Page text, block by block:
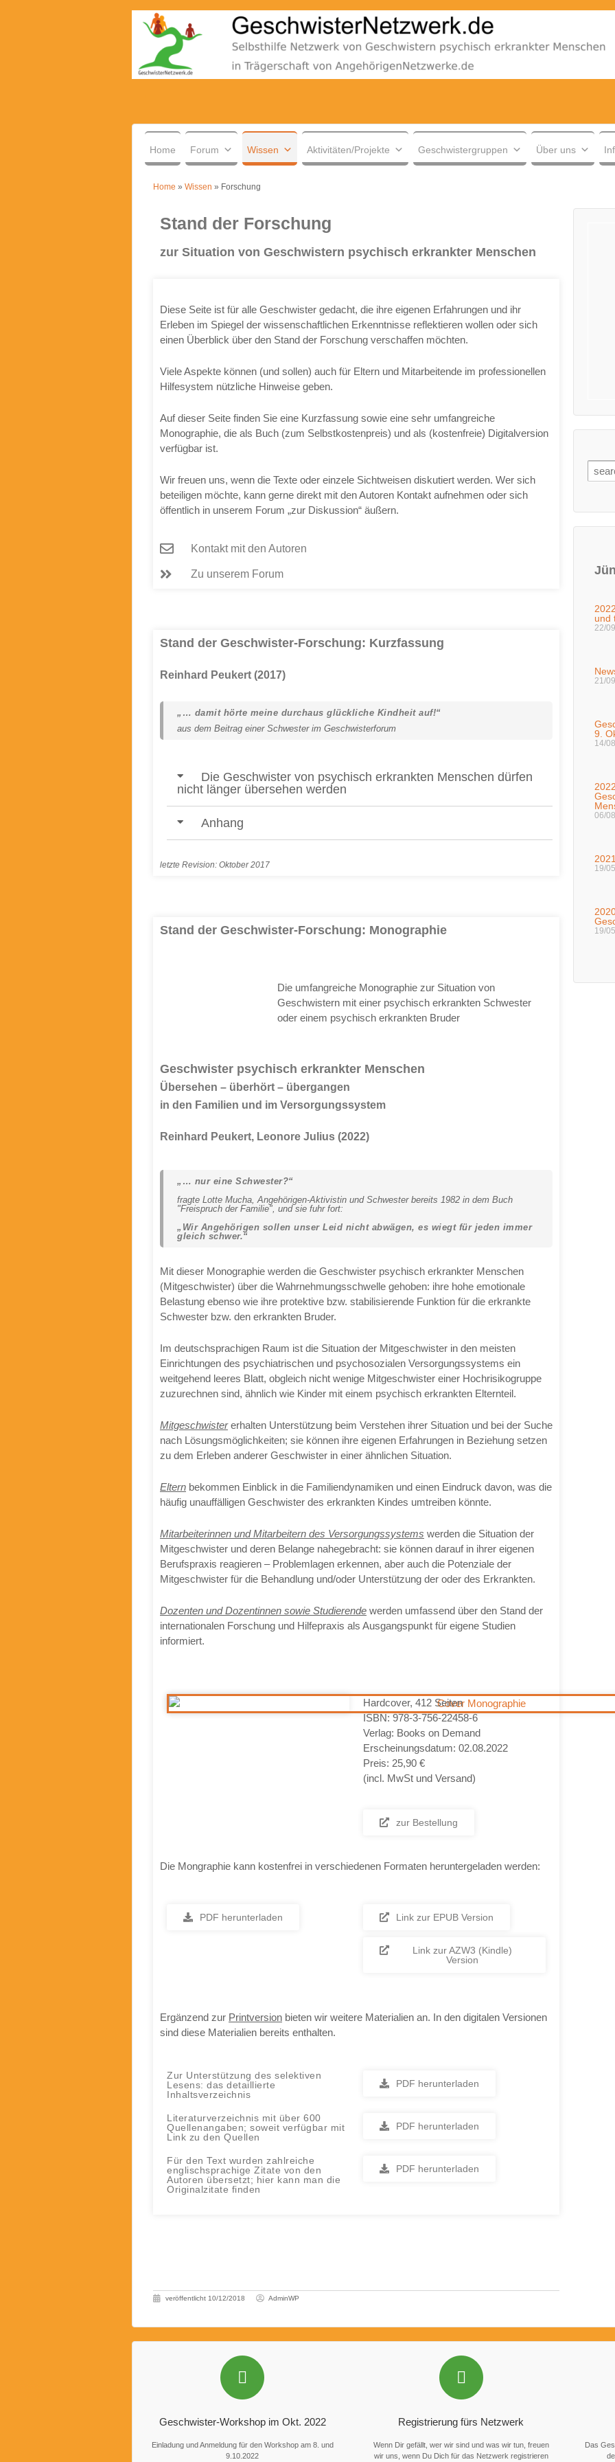
Home Forum Wissen Aktivitäten/Projekte Geschwistergruppen Über uns
Home » Wissen » Forschung
Stand der Forschung
zur Situation von Geschwistern psychisch erkrankter Menschen
Diese Seite ist für alle Geschwister gedacht, die ihre eigenen Erfahrungen und ihr
Erleben im Spiegel der wissenschaftlichen Erkenntnisse reflektieren wollen oder sich
einen Überblick über den Stand der Forschung verschaffen möchten.
Viele Aspekte können (und sollen) auch für Eltern und Mitarbeitende im professionellen
Hilfesystem nützliche Hinweise geben.
Auf dieser Seite finden Sie eine Kurzfassung sowie eine sehr umfangreiche
Monographie, die als Buch (zum Selbstkostenpreis) und als (kostenfreie) Digitalversion
verfügbar ist.
Wir freuen uns, wenn die Texte oder einzele Sichtweisen diskutiert werden. Wer sich
beteiligen möchte, kann gerne direkt mit den Autoren Kontakt aufnehmen oder sich
öffentlich in unserem Forum „zur Diskussion“ äußern.
Kontakt mit den Autoren
Zu unserem Forum
Stand der Geschwister-Forschung: Kurzfassung
Reinhard Peukert (2017)
„… damit hörte meine durchaus glückliche Kindheit auf!“
aus dem Beitrag einer Schwester im Geschwisterforum
Die Geschwister von psychisch erkrankten Menschen dürfen
nicht länger übersehen werden
Anhang
letzte Revision: Oktober 2017
Stand der Geschwister-Forschung: Monographie
Die umfangreiche Monographie zur Situation von
Geschwistern mit einer psychisch erkrankten Schwester
oder einem psychisch erkrankten Bruder
Geschwister psychisch erkrankter Menschen
Übersehen – überhört – übergangen
in den Familien und im Versorgungssystem
Reinhard Peukert, Leonore Julius (2022)
„… nur eine Schwester?“
fragte Lotte Mucha, Angehörigen-Aktivistin und Schwester bereits 1982 in dem Buch
"Freispruch der Familie", und sie fuhr fort:
„Wir Angehörigen sollen unser Leid nicht abwägen, es wiegt für jeden immer
gleich schwer.“
Mit dieser Monographie werden die Geschwister psychisch erkrankter Menschen
(Mitgeschwister) über die Wahrnehmungsschwelle gehoben: ihre hohe emotionale
Belastung ebenso wie ihre protektive bzw. stabilisierende Funktion für die erkrankte
Schwester bzw. den erkrankten Bruder.
Im deutschsprachigen Raum ist die Situation der Mitgeschwister in den meisten
Einrichtungen des psychiatrischen und psychosozialen Versorgungssystems ein
weitgehend leeres Blatt, obgleich nicht wenige Mitgeschwister einer Hochrisikogruppe
zuzurechnen sind, ähnlich wie Kinder mit einem psychisch erkrankten Elternteil.
Mitgeschwistererhalten Unterstützung beim Verstehen ihrer Situation und bei der Suche
nach Lösungsmöglichkeiten; sie können ihre eigenen Erfahrungen in Beziehung setzen
zu dem Erleben anderer Geschwister in einer ähnlichen Situation.
Eltern bekommen Einblick in die Familiendynamiken und einen Eindruck davon, was die
häufig unauffälligen Geschwister des erkrankten Kindes umtreiben könnte.
Mitarbeiterinnen und Mitarbeitern des Versorgungssystems werden die Situation der
Mitgeschwister und deren Belange nahegebracht: sie können darauf in ihrer eigenen
Berufspraxis reagieren – Problemlagen erkennen, aber auch die Potenziale der
Mitgeschwister für die Behandlung und/oder Unterstützung der oder des Erkrankten.
Dozenten und Dozentinnen sowie Studierende werden umfassend über den Stand der
internationalen Forschung und Hilfepraxis als Ausgangspunkt für eigene Studien
informiert.
Hardcover, 412 Seiten
ISBN: 978-3-756-22458-6
Verlag: Books on Demand
Erscheinungsdatum: 02.08.2022
Preis: 25,90 €
(incl. MwSt und Versand)
zur Bestellung
Die Mongraphie kann kostenfrei in verschiedenen Formaten heruntergeladen werden:
PDF herunterladen Link zur EPUB Version
Link zur AZW3 (Kindle)
Version
Ergänzend zur Printversion bieten wir weitere Materialien an. In den digitalen Versionen
sind diese Materialien bereits enthalten.
Zur Unterstützung des selektiven
Lesens: das detaillierte
Inhaltsverzeichnis
PDF herunterladen
Literaturverzeichnis mit über 600
Quellenangaben; soweit verfügbar mit
Link zu den Quellen
PDF herunterladen
Für den Text wurden zahlreiche
englischsprachige Zitate von den
Autoren übersetzt; hier kann man die
Originalzitate finden
PDF herunterladen
veröffentlicht 10/12/2018 AdminWP
und
22/
21/
9.
14/
06/
19/
19/
Geschwister-Workshop im Okt. 2022
Einladung und Anmeldung für den Workshop am 8. und
9.10.2022
Registrierung fürs Netzwerk
Wenn Dir gefällt, wer wir sind und was wir tun, freuen
wir uns, wenn Du Dich für das Netzwerk registrieren
Das